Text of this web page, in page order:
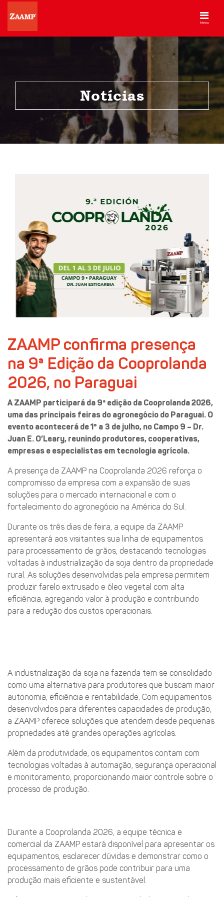
Menu
Notícias
ZAAMP confirma presença
na 9ª Edição da Cooprolanda
2026, no Paraguai
A ZAAMP participará da 9ª edição da Cooprolanda 2026,
uma das principais feiras do agronegócio do Paraguai. O
evento acontecerá de 1º a 3 de julho, no Campo 9 – Dr.
Juan E. O’Leary, reunindo produtores, cooperativas,
empresas e especialistas em tecnologia agrícola.
A presença da ZAAMP na Cooprolanda 2026 reforça o
compromisso da empresa com a expansão de suas
soluções para o mercado internacional e com o
fortalecimento do agronegócio na América do Sul.
Durante os três dias de feira, a equipe da ZAAMP
apresentará aos visitantes sua linha de equipamentos
para processamento de grãos, destacando tecnologias
voltadas à industrialização da soja dentro da propriedade
rural. As soluções desenvolvidas pela empresa permitem
produzir farelo extrusado e óleo vegetal com alta
eficiência, agregando valor à produção e contribuindo
para a redução dos custos operacionais.
A industrialização da soja na fazenda tem se consolidado
como uma alternativa para produtores que buscam maior
autonomia, eficiência e rentabilidade. Com equipamentos
desenvolvidos para diferentes capacidades de produção,
a ZAAMP oferece soluções que atendem desde pequenas
propriedades até grandes operações agrícolas.
Além da produtividade, os equipamentos contam com
tecnologias voltadas à automação, segurança operacional
e monitoramento, proporcionando maior controle sobre o
processo de produção.
Durante a Cooprolanda 2026, a equipe técnica e
comercial da ZAAMP estará disponível para apresentar os
equipamentos, esclarecer dúvidas e demonstrar como o
processamento de grãos pode contribuir para uma
produção mais eficiente e sustentável.